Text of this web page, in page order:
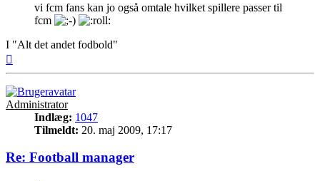
vi fcm fans kan jo også omtale hvilket spillere passer til
fcm
I "Alt det andet fodbold"
Administrator
Indlæg: 1047
Tilmeldt: 20. maj 2009, 17:17
Re: Football manager